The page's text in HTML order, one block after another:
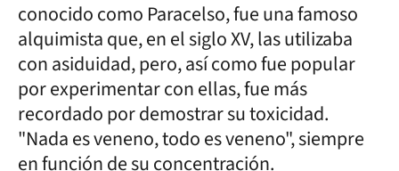
conocido como Paracelso, fue una famoso
alquimista que, en el siglo XV, las utilizaba
con asiduidad, pero, así como fue popular
por experimentar con ellas, fue más
recordado por demostrar su toxicidad.
"Nada es veneno, todo es veneno", siempre
en función de su concentración.